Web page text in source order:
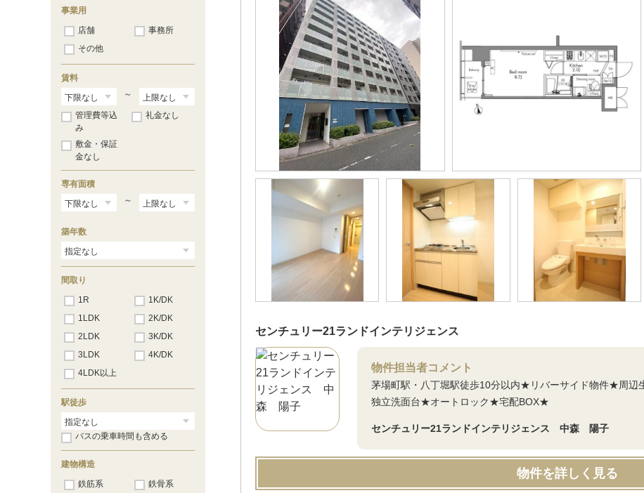
センチュリー21ランドインテリジェンス
物件担当者コメント
茅場町駅・八丁堀駅徒歩10分以内★リバーサイド物件★周
独立洗面台★オートロック★宅配BOX★
センチュリー21ランドインテリジェンス 中森 陽子
物件を詳しく見る
恵比寿
事業用
店舗
事務所
その他
賃料
～
管理費等込
み
礼金なし
敷金・保証
金なし
専有面積
～
築年数
間取り
1R
1K/DK
1LDK
2K/DK
2LDK
3K/DK
3LDK
4K/DK
4LDK以上
駅徒歩
バスの乗車時間も含める
建物構造
鉄筋系
鉄骨系